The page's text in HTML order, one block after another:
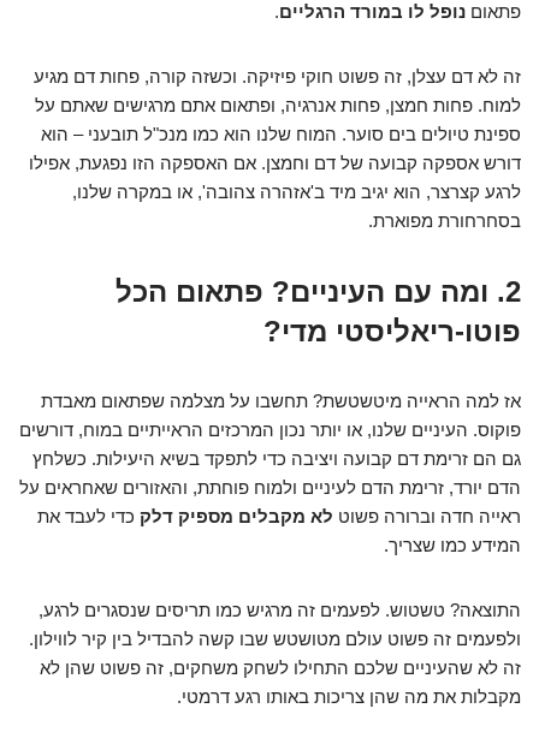
פתאום נופל לו במורד הרגליים.
זה לא דם עצלן, זה פשוט חוקי פיזיקה. וכשזה קורה, פחות דם מגיע
למוח. פחות חמצן, פחות אנרגיה, ופתאום אתם מרגישים שאתם על
ספינת טיולים בים סוער. המוח שלנו הוא כמו מנכ"ל תובעני – הוא
דורש אספקה קבועה של דם וחמצן. אם האספקה הזו נפגעת, אפילו
לרגע קצרצר, הוא יגיב מיד ב'אזהרה צהובה', או במקרה שלנו,
בסחרחורת מפוארת.
2. ומה עם העיניים? פתאום הכל
פוטו-ריאליסטי מדי?
אז למה הראייה מיטשטשת? תחשבו על מצלמה שפתאום מאבדת
פוקוס. העיניים שלנו, או יותר נכון המרכזים הראייתיים במוח, דורשים
גם הם זרימת דם קבועה ויציבה כדי לתפקד בשיא היעילות. כשלחץ
הדם יורד, זרימת הדם לעיניים ולמוח פוחתת, והאזורים שאחראים על
ראייה חדה וברורה פשוט לא מקבלים מספיק דלק כדי לעבד את
המידע כמו שצריך.
התוצאה? טשטוש. לפעמים זה מרגיש כמו תריסים שנסגרים לרגע,
ולפעמים זה פשוט עולם מטושטש שבו קשה להבדיל בין קיר לווילון.
זה לא שהעיניים שלכם התחילו לשחק משחקים, זה פשוט שהן לא
מקבלות את מה שהן צריכות באותו רגע דרמטי.